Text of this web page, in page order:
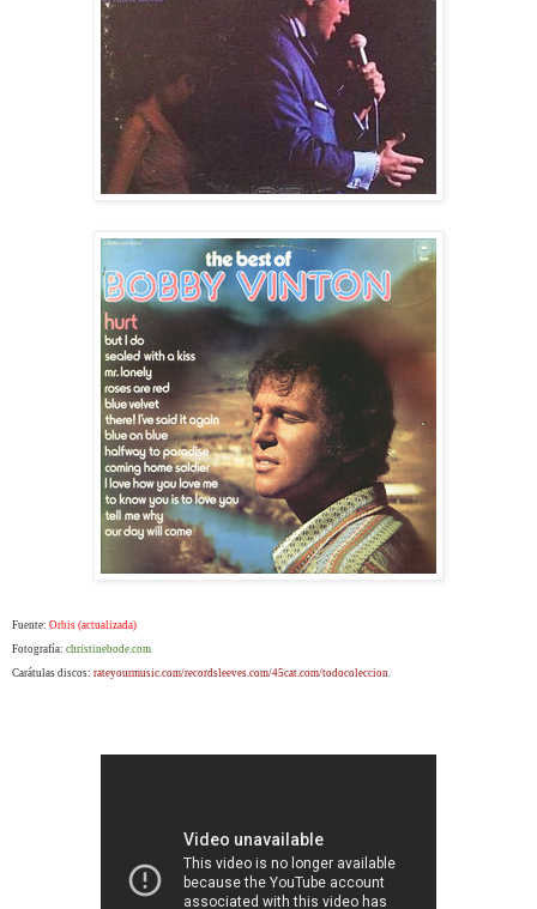
Fuente: Orbis (actualizada)
Fotografía: christinebode.com
Carátulas discos: rateyourmusic.com/recordsleeves.com/45cat.com/todocoleccion